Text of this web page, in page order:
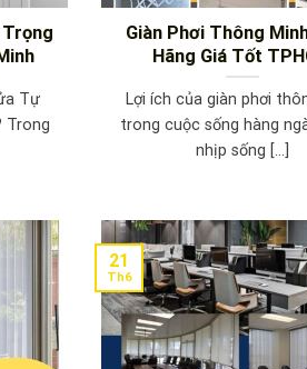
Trọng
Tự
Trong
Giàn Phơi Thông
Hãng Giá Tốt
Lợi ích của giàn phơi
trong cuộc sống hàng
nhịp sống [...]
21
Th6